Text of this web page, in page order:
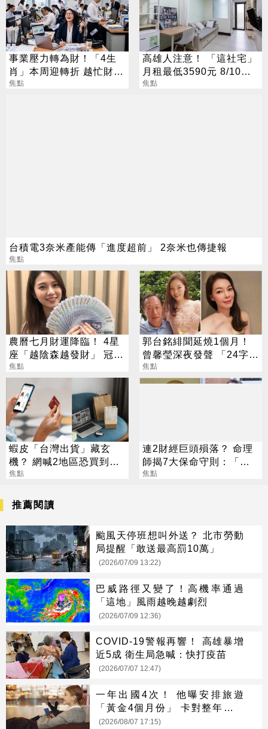
事業壓力轉為財！「4生
肖」本周迎轉折 越忙財運
越旺
焦點
高雄人注意！ 「這社宅」
月租最低3590元 8/10起
放申請
焦點
台積電3奈米產能傳「進度超前」 2奈米也傳捷報
焦點
農曆七月財運降臨！ 4星
座「越陰森越發財」 冠軍
賺到翻
焦點
郭台銘緋聞延燒1個月！
曾馨瑩深夜發聲 「24字」
吐盡最心繫的事
焦點
蝦皮「台灣出貨」藏玄
機？ 網喊2地區恐買到假
貨 專家揭真相
焦點
連2財經巨頭殞落？ 命理
師揭7大保命守則：「這
類人」今明年要當心！
焦點
推薦閱讀
颱風天停班想叫外送？ 北市勞動
局提醒「敢送最高罰10萬」
(2026/07/09 13:22)
巴威路徑又變了！高機率通過
「這地」風雨越晚越劇烈
(2026/07/09 12:36)
COVID-19警報再響！ 高雄暴增
近5成 衛生局急喊：快打疫苗
(2026/07/07 12:47)
一年出國4次！ 他曝安排旅遊
「黃金4個月份」 卡對整年活在
期待中
(2026/08/07 17:15)